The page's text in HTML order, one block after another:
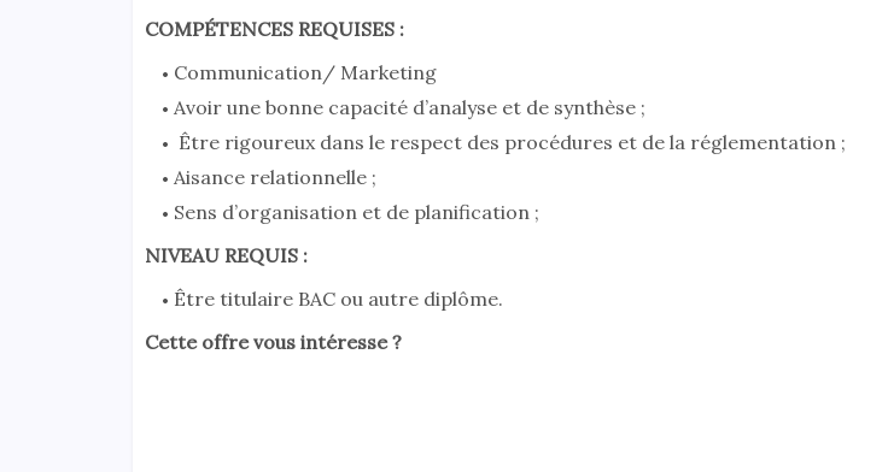
COMPÉTENCES REQUISES :
Communication/ Marketing
Avoir une bonne capacité d’analyse et de synthèse ;
Être rigoureux dans le respect des procédures et de la réglementation ;
Aisance relationnelle ;
Sens d’organisation et de planification ;
NIVEAU REQUIS :
Être titulaire BAC ou autre diplôme.
Cette offre vous intéresse ?